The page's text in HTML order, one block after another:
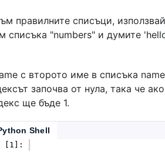
правилните списъци,
списъка "numbers" и думите
с второто име в списъка
започва от нула, така че
ще бъде 1.
Shell
[1]: